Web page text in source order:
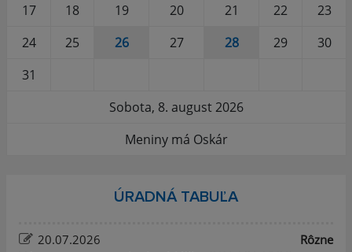
17
18 19 20 21 22
23
24
25 26 27 28 29
30
31
Sobota, 8. august 2026
Meniny má Oskár
ÚRADNÁ TABUĽA
20.07.2026 Rôzne